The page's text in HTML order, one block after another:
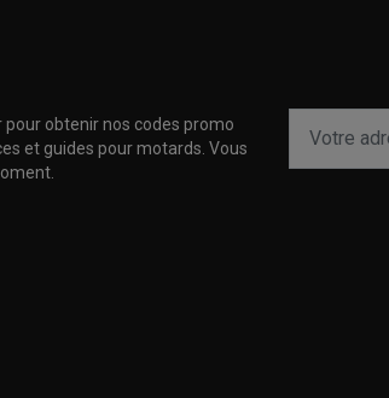
obtenir nos codes promo
et guides pour motards. Vous